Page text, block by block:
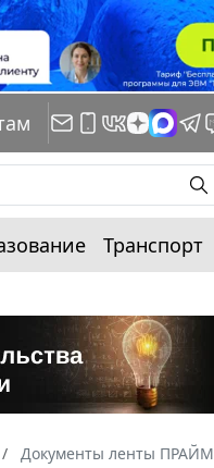
Транспорт
Документы ленты ПРАЙМ